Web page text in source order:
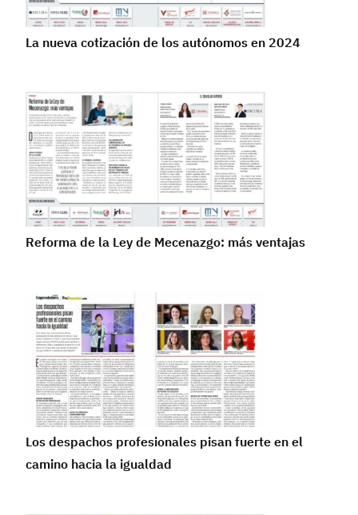
La nueva cotización de los autónomos en 2024
Reforma de la Ley de Mecenazgo: más ventajas
Los despachos profesionales pisan fuerte en el
camino hacia la igualdad